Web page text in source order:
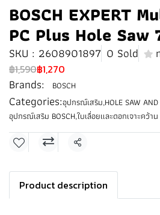
BOSCH EXPERT
PC Plus Hole Saw
SKU : 2608901897 0 Sold
฿1,590฿1,270
Brands: BOSCH
Categories:อุปกรณ์เสริม,HOLE SAW
อุปกรณ์เสริม BOSCH,ใบเลื่อยและดอกเจาะคว้าน
Share
Product description